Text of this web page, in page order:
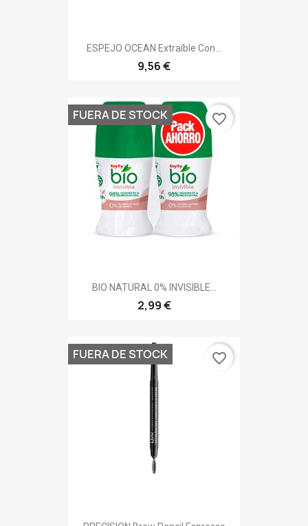
ESPEJO OCEAN Extraíble Con...
9,56 €
BIO NATURAL 0% INVISIBLE...
2,99 €
FUERA DE STOCK favorite_border
FUERA DE STOCK favorite_border